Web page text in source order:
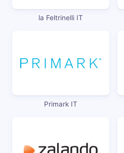
la Feltrinelli IT
Primark IT